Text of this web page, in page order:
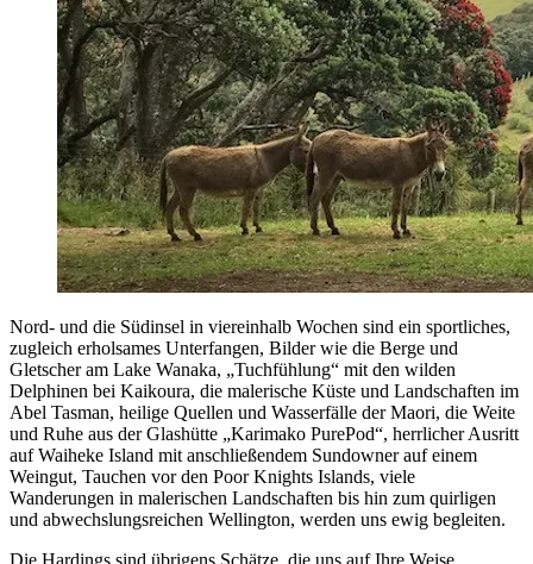
Nord- und die Südinsel in viereinhalb Wochen sind ein sportliches,
zugleich erholsames Unterfangen, Bilder wie die Berge und
Gletscher am Lake Wanaka, „Tuchfühlung“ mit den wilden
Delphinen bei Kaikoura, die malerische Küste und Landschaften im
Abel Tasman, heilige Quellen und Wasserfälle der Maori, die Weite
und Ruhe aus der Glashütte „Karimako PurePod“, herrlicher Ausritt
auf Waiheke Island mit anschließendem Sundowner auf einem
Weingut, Tauchen vor den Poor Knights Islands, viele
Wanderungen in malerischen Landschaften bis hin zum quirligen
und abwechslungsreichen Wellington, werden uns ewig begleiten.